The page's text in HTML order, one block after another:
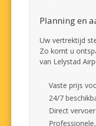
Planning en
Uw vertrektijd
Zo komt u
van Lelystad
Vaste prijs
24/7
Direct